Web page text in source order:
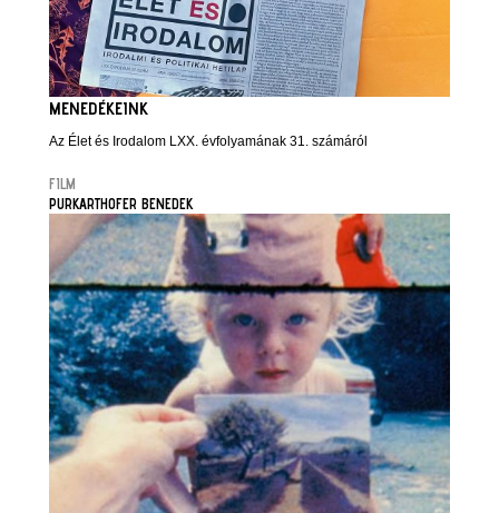
MENEDÉKEINK
Az Élet és Irodalom LXX. évfolyamának 31. számáról
FILM
PURKARTHOFER BENEDEK